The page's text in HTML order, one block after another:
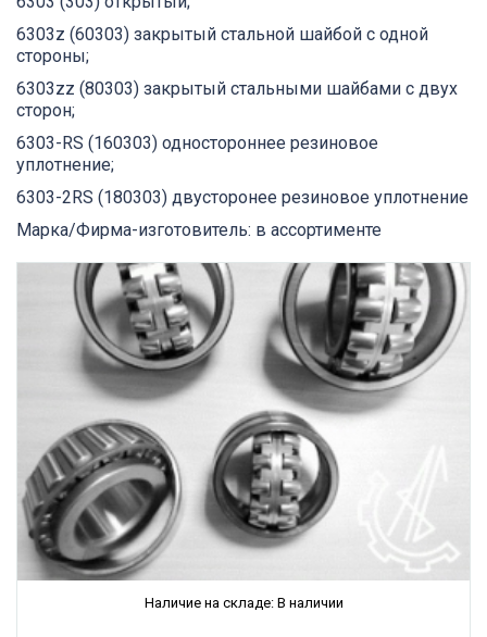
6303z (60303) закрытый стальной шайбой с одной
стороны;
6303zz (80303) закрытый стальными шайбами с двух
сторон;
6303-RS (160303) одностороннее резиновое
уплотнение;
6303-2RS (180303) двусторонее резиновое уплотнение
Марка/Фирма-изготовитель: в ассортименте
Наличие на складе: В наличии